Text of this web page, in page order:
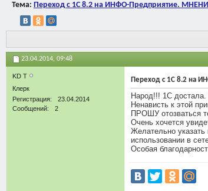
Тема: Переход с 1С 8.2 на ИНФО-Предприятие.
23.04.2014, 09:48
KD T
Клерк
Регистрация
23.04.2014
Сообщений
2
Переход с 1С 8.2 на
Народ!!! 1С достала.
Ненависть к этой
ПРОШУ отозваться
Очень хочется
Желательно
использовании в
Особая